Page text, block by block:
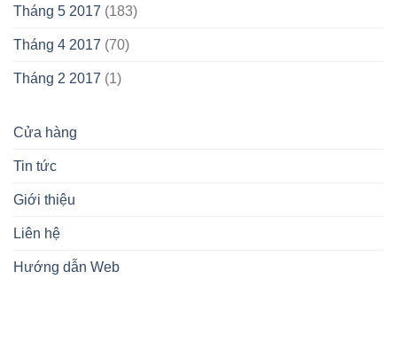
Tháng 5 2017 (183)
Tháng 4 2017 (70)
Tháng 2 2017 (1)
Cửa hàng
Tin tức
Giới thiệu
Liên hệ
Hướng dẫn Web